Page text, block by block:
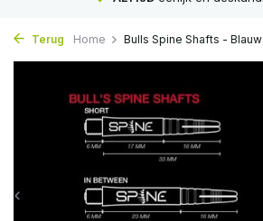
Terug Home Bulls Spine Shafts - Blauw